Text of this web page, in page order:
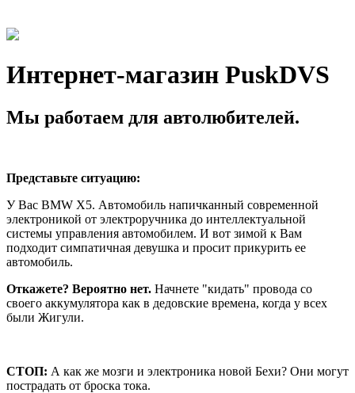
Интернет-магазин PuskDVS
Мы работаем для автолюбителей.
Представьте ситуацию:
У Вас BMW X5. Автомобиль напичканный современной
электроникой от электроручника до интеллектуальной
системы управления автомобилем. И вот зимой к Вам
подходит симпатичная девушка и просит прикурить ее
автомобиль.
Откажете? Вероятно нет. Начнете "кидать" провода со
своего аккумулятора как в дедовские времена, когда у всех
были Жигули.
СТОП: А как же мозги и электроника новой Бехи? Они могут
пострадать от броска тока.